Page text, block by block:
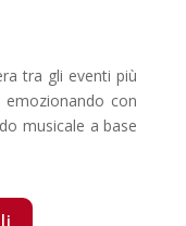
tra gli eventi più
emozionando con
musicale a base